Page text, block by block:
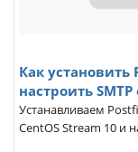
Как установить
настроить
Устанавливаем
CentOS Stream 10 и